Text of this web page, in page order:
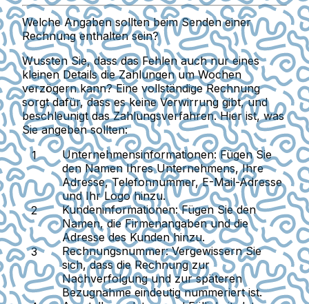
Welche Angaben sollten beim Senden einer
Rechnung enthalten sein?
Wussten Sie, dass das Fehlen auch nur eines
kleinen Details die Zahlungen um Wochen
verzögern kann? Eine vollständige Rechnung
sorgt dafür, dass es keine Verwirrung gibt, und
beschleunigt das Zahlungsverfahren. Hier ist, was
Sie angeben sollten:
Unternehmensinformationen: Fügen Sie
den Namen Ihres Unternehmens, Ihre
Adresse, Telefonnummer, E-Mail-Adresse
und Ihr Logo hinzu.
Kundeninformationen: Fügen Sie den
Namen, die Firmenangaben und die
Adresse des Kunden hinzu.
Rechnungsnummer: Vergewissern Sie
sich, dass die Rechnung zur
Nachverfolgung und zur späteren
Bezugnahme eindeutig nummeriert ist.